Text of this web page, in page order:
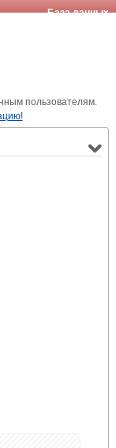
База данных
пользователям.